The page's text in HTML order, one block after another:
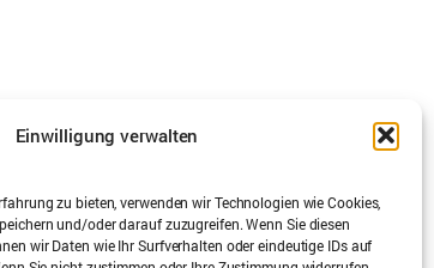
Einwilligung verwalten
zu bieten, verwenden wir Technologien wie Cookies,
und/oder darauf zuzugreifen. Wenn Sie diesen
wir Daten wie Ihr Surfverhalten oder eindeutige IDs auf